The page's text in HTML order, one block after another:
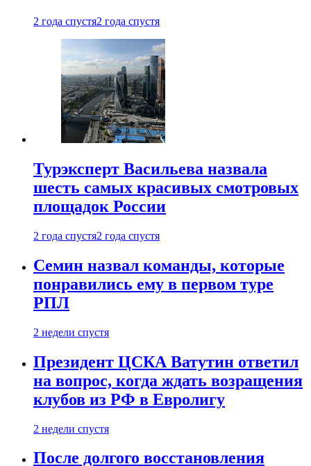
2 года спустя2 года спустя
Турэксперт Васильева назвала
шесть самых красивых смотровых
площадок России
2 года спустя2 года спустя
Семин назвал команды, которые
понравились ему в первом туре
РПЛ
2 недели спустя
Президент ЦСКА Ватутин ответил
на вопрос, когда ждать возращения
клубов из РФ в Евролигу
2 недели спустя
После долгого восстановления